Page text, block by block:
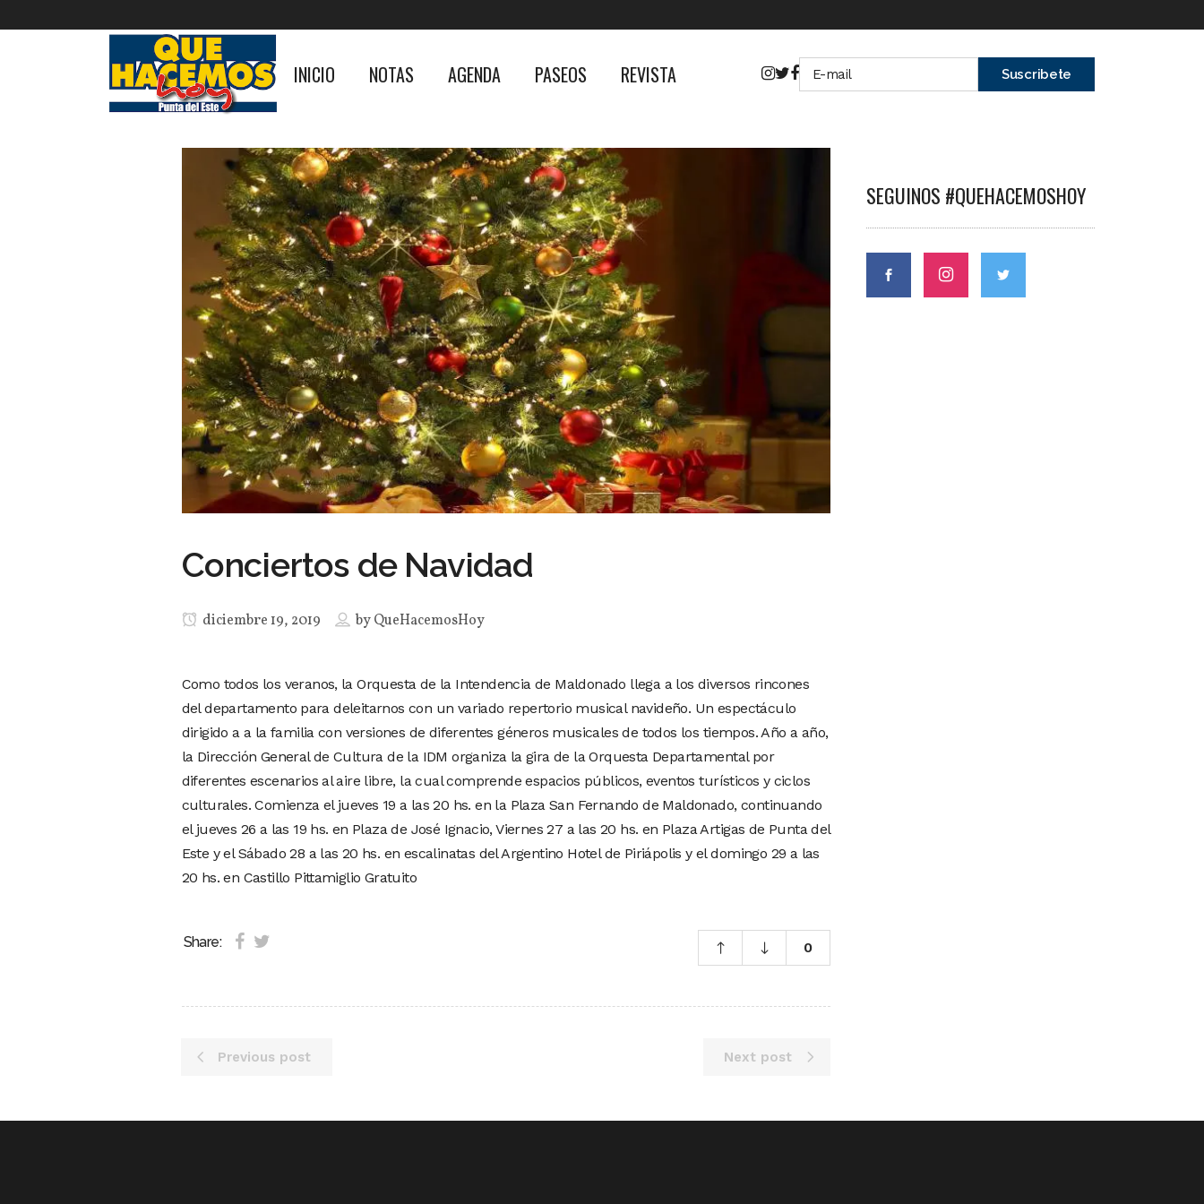
INICIO NOTAS AGENDA PASEOS REVISTA
Conciertos de Navidad
diciembre 19, 2019 byQueHacemosHoy
Como todos los veranos, la Orquesta de la Intendencia de Maldonado llega a los diversos rincones
del departamento para deleitarnos con un variado repertorio musical navideño. Un espectáculo
dirigido a a la familia con versiones de diferentes géneros musicales de todos los tiempos. Año a año,
la Dirección General de Cultura de la IDM organiza la gira de la Orquesta Departamental por
diferentes escenarios al aire libre, la cual comprende espacios públicos, eventos turísticos y ciclos
culturales. Comienza el jueves 19 a las 20 hs. en la Plaza San Fernando de Maldonado, continuando
el jueves 26 a las 19 hs. en Plaza de José Ignacio, Viernes 27 a las 20 hs. en Plaza Artigas de Punta del
Este y el Sábado 28 a las 20 hs. en escalinatas del Argentino Hotel de Piriápolis y el domingo 29 a las
20 hs. en Castillo Pittamiglio Gratuito
Share: 0
Previous post Next post
SEGUINOS #QUEHACEMOSHOY